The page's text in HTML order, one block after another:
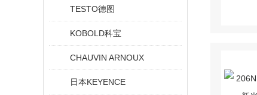
TESTO德图
KOBOLD科宝
CHAUVIN ARNOUX
日本KEYENCE